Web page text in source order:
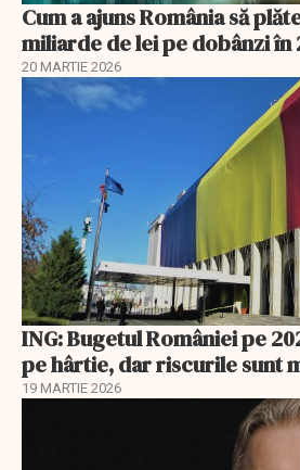
Cum a ajuns România să
miliarde de lei pe dobânzi în
20 MARTIE 2026
ING: Bugetul României pe
pe hârtie, dar riscurile sunt
19 MARTIE 2026